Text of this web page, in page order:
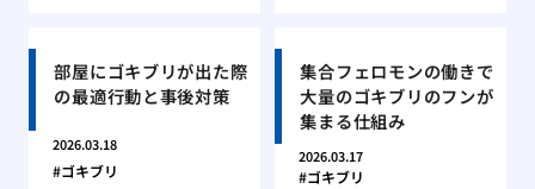
部屋にゴキブリが出た際
の最適行動と事後対策
2026.03.18
ゴキブリ
集合フェロモンの働きで
大量のゴキブリのフンが
集まる仕組み
2026.03.17
ゴキブリ